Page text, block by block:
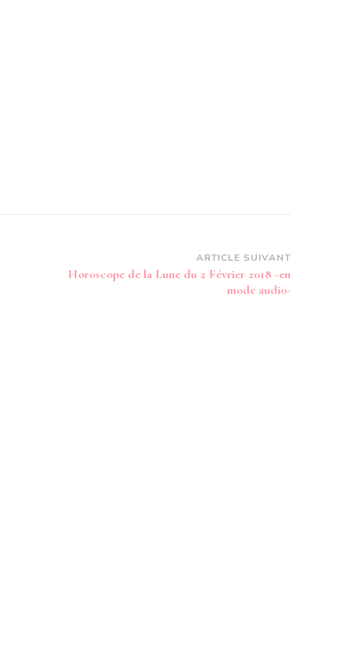
ARTICLE SUIVANT
Horoscope de la Lune du 2 Février 2018 -en
mode audio-